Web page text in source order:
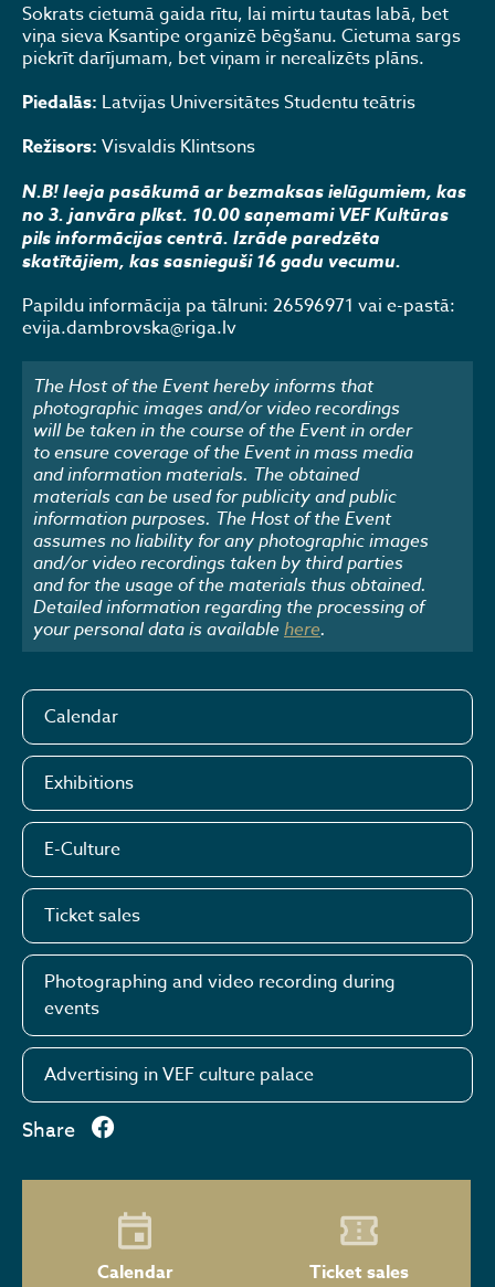
Sokrats cietumā gaida rītu, lai mirtu tautas labā, bet
viņa sieva Ksantipe organizē bēgšanu. Cietuma sargs
piekrīt darījumam, bet viņam ir nerealizēts plāns.
Piedalās: Latvijas Universitātes Studentu teātris
Režisors: Visvaldis Klintsons
N.B! Ieeja pasākumā ar bezmaksas ielūgumiem, kas
no 3. janvāra plkst. 10.00 saņemami VEF Kultūras
pils informācijas centrā. Izrāde paredzēta
skatītājiem, kas sasnieguši 16 gadu vecumu.
Papildu informācija pa tālruni: 26596971 vai e-pastā:
evija.dambrovska@riga.lv
The Host of the Event hereby informs that
photographic images and/or video recordings
will be taken in the course of the Event in order
to ensure coverage of the Event in mass media
and information materials. The obtained
materials can be used for publicity and public
information purposes. The Host of the Event
assumes no liability for any photographic images
and/or video recordings taken by third parties
and for the usage of the materials thus obtained.
Detailed information regarding the processing of
your personal data is availablehere.
Calendar
Exhibitions
E-Culture
Ticket sales
Photographing and video recording during
events
Advertising in VEF culture palace
Share
Calendar Ticket sales